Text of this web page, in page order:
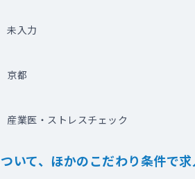
未入力
京都
産業医・ストレスチェック
いて、ほかのこだわり条件で